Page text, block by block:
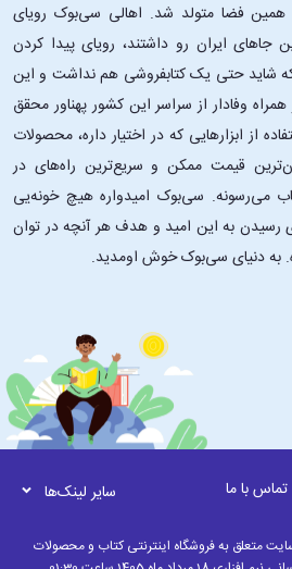
فضا متولد شد. اهالی سی‌بوک رویای
جاهای ایران رو داشتند، رویای پیدا کردن
شاید حتی یک کتابفروشی هم نداشت و این
وفادار از سراسر این کشور پهناور محقق
از ابزارهایی که در اختیار داره، محصولات
قیمت ممکن و سریع‌ترین راه‌های در
می‌رسونه. سی‌بوک امیدواره هیچ خونه‌یی
رسیدن به این امید و هدف هر آنچه در توان
به دنیای سی‌بوک خوش اومدید.
تماس با ما سایر لینک‌ها
این سایت متعلق به فروشگاه اینترنتی کتاب و محصولات